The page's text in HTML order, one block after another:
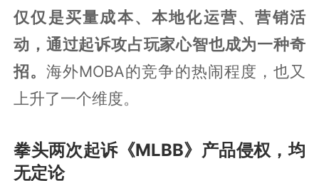
仅仅是买量成本、本地化运营、营销活
动，通过起诉攻占玩家心智也成为一种奇
招。海外MOBA的竞争的热闹程度，也又
上升了一个维度。
拳头两次起诉《MLBB》产品侵权，均
无定论